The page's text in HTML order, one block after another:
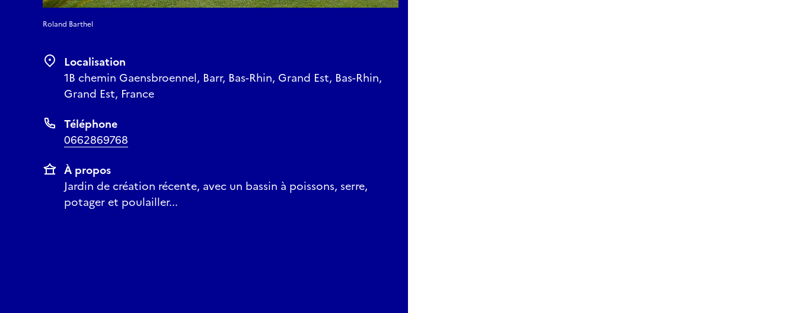
Roland Barthel
Localisation
1B chemin Gaensbroennel, Barr, Bas-Rhin, Grand Est, Bas-Rhin,
Grand Est, France
Téléphone
0662869768
À propos
Jardin de création récente, avec un bassin à poissons, serre,
potager et poulailler...